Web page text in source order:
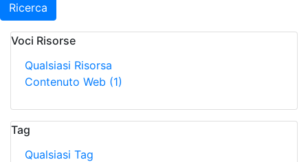
Ricerca
Voci Risorse
Qualsiasi Risorsa
Contenuto Web (1)
Tag
Qualsiasi Tag